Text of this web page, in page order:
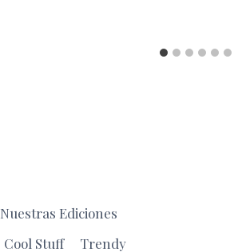
Nuestras Ediciones
Cool Stuff Trendy